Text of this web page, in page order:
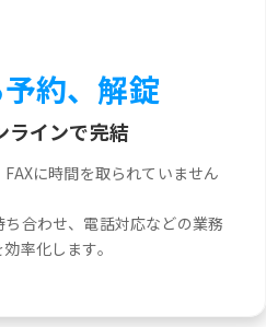
約、解錠
ラインで完結
に時間を取られていません
合わせ、電話対応などの業務
率化します。